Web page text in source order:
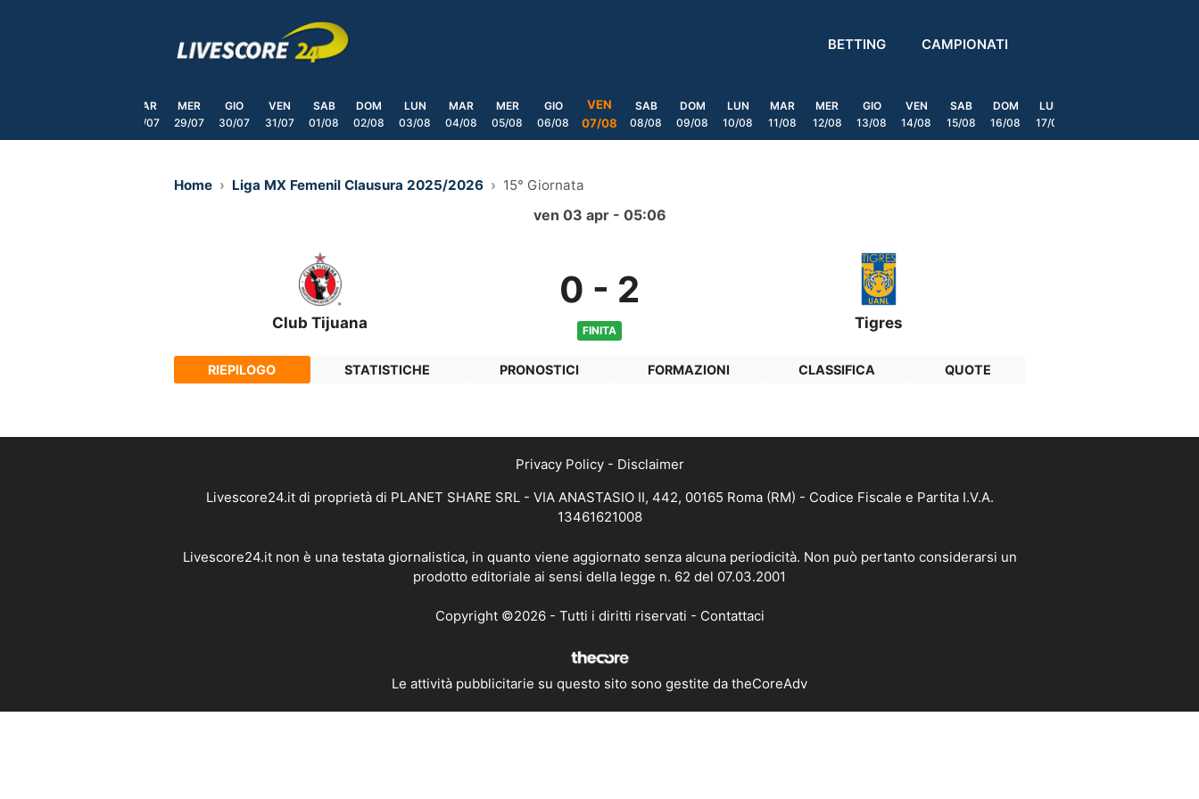
BETTING CAMPIONATI
MAR
28/07
MER
29/07
GIO
30/07
VEN
31/07
SAB
01/08
DOM
02/08
LUN
03/08
MAR
04/08
MER
05/08
GIO
06/08
VEN
07/08
SAB
08/08
DOM
09/08
LUN
10/08
MAR
11/08
MER
12/08
GIO
13/08
VEN
14/08
SAB
15/08
DOM
16/08
LUN
17/08
Home Liga MX Femenil Clausura 2025/2026 15° Giornata
ven 03 apr - 05:06
Club Tijuana
0 - 2
FINITA Tigres
RIEPILOGO STATISTICHE PRONOSTICI FORMAZIONI CLASSIFICA QUOTE
Privacy Policy- Disclaimer
Livescore24.it di proprietà di PLANET SHARE SRL - VIA ANASTASIO II, 442, 00165 Roma (RM) - Codice Fiscale e Partita I.V.A.
13461621008
Livescore24.it non è una testata giornalistica, in quanto viene aggiornato senza alcuna periodicità. Non può pertanto considerarsi un
prodotto editoriale ai sensi della legge n. 62 del 07.03.2001
Copyright ©2026 - Tutti i diritti riservati - Contattaci
Le attività pubblicitarie su questo sito sono gestite da theCoreAdv